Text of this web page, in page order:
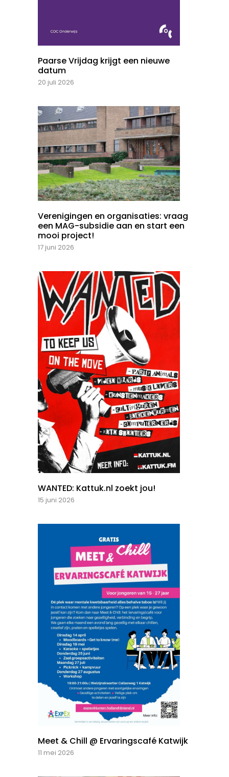
Paarse Vrijdag krijgt een nieuwe
datum
20 juli 2026
Verenigingen en organisaties: vraag
een MAG-subsidie aan en start een
mooi project!
17 juni 2026
WANTED: Kattuk.nl zoekt jou!
15 juni 2026
Meet & Chill @ Ervaringscafé Katwijk
11 mei 2026